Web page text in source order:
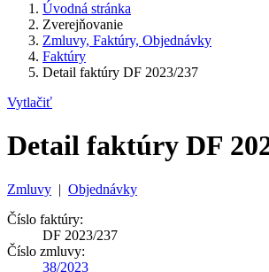
Úvodná stránka
Zverejňovanie
Zmluvy, Faktúry, Objednávky
Faktúry
Detail faktúry DF 2023/237
Vytlačiť
Detail faktúry DF
Zmluvy | Objednávky
Číslo faktúry:
DF 2023/237
Číslo zmluvy:
38/2023